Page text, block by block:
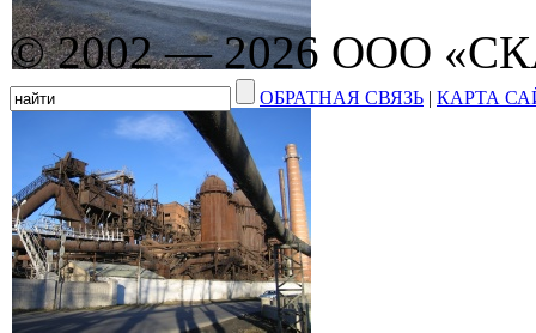
© 2002 — 2026 ООО
ОБРАТНАЯ СВЯЗЬ | КАРТА